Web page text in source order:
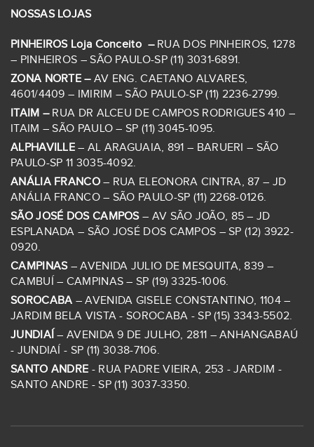
NOSSAS LOJAS
PINHEIROS Loja Conceito – RUA DOS PINHEIROS, 1278
– PINHEIROS – SÃO PAULO-SP (11) 3031-6891.
ZONA NORTE – AV ENG. CAETANO ALVARES,
4601/4409 – IMIRIM – SÃO PAULO-SP (11) 2236-2799.
ITAIM – RUA DR ALCEU DE CAMPOS RODRIGUES 410 –
ITAIM – SÃO PAULO – SP (11) 3045-1095.
ALPHAVILLE – AL ARAGUAIA, 891 – BARUERI – SÃO
PAULO-SP 11 3035-4092.
ANÁLIA FRANCO– RUA ELEONORA CINTRA, 87 – JD
ANÁLIA FRANCO – SÃO PAULO-SP (11) 2268-0126.
SÃO JOSÉ DOS CAMPOS– AV SÃO JOÃO, 85 – JD
ESPLANADA – SÃO JOSÉ DOS CAMPOS – SP (12) 3922-
0920.
CAMPINAS– AVENIDA JULIO DE MESQUITA, 839 –
CAMBUÍ – CAMPINAS – SP (19) 3325-1006.
SOROCABA – AVENIDA GISELE CONSTANTINO, 1104 –
JARDIM BELA VISTA - SOROCABA - SP (15) 3343-5502.
JUNDIAÍ – AVENIDA 9 DE JULHO, 2811 – ANHANGABAÚ
- JUNDIAÍ - SP (11) 3038-7106.
SANTO ANDRE - RUA PADRE VIEIRA, 253 - JARDIM -
SANTO ANDRE - SP (11) 3037-3350.